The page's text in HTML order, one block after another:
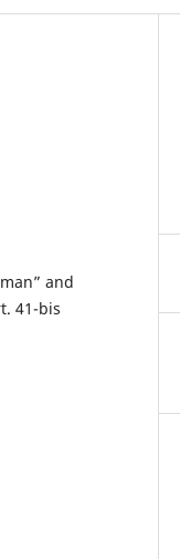
and
41-bis